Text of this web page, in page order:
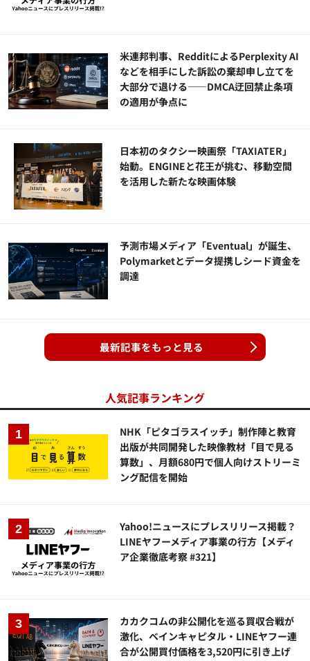
米連邦判事、RedditによるPerplexity AI
などを相手にした訴訟の棄却申し立てを
大部分で退ける——DMCA迂回禁止条項
の適用が争点に
日本初のタクシー映画祭「TAXIATER」
始動。ENGINEと花王が挑む、移動空間
を活用した新たな映画体験
予測市場メディア「Eventual」が誕生、
Polymarketとデータ提携しシード資金を
調達
最新記事をもっと見る
人気記事ランキング
NHK「ピタゴラスイッチ」制作陣と教育
出版が共同開発した映像教材「目で見る
算数」、月額680円で個人向けストリーミ
ング配信を開始
Yahoo!ニュースにプレスリリース掲載？
LINEヤフーメディア事業の行方【メディ
ア企業徹底考察 #321】
カカクコムの非公開化を巡る買収合戦が
激化、ベインキャピタル・LINEヤフー連
合が公開買付価格を3,520円に引き上げ